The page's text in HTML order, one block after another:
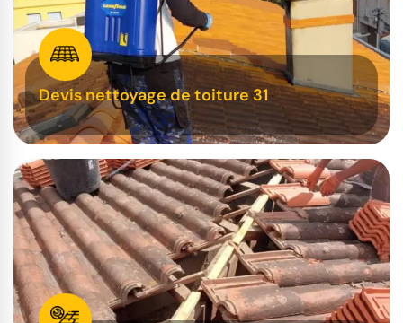
Devis nettoyage de toiture 31